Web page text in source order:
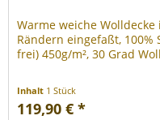
Warme weiche
Rändern eingefaßt,
frei) 450g/m², 30 Grad
Inhalt 1 Stück
119,90 € *